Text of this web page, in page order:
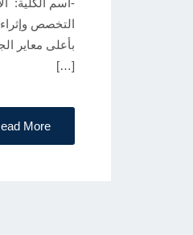
E
D
O
التخصص
[…]
More